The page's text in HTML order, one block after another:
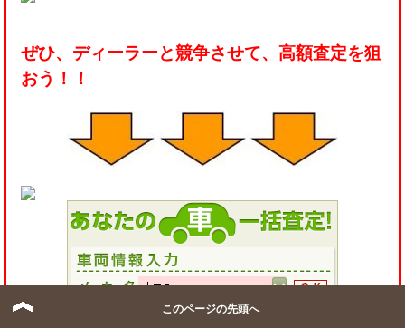
ぜひ、ディーラーと競争させて、高額査定を狙
おう！！
このページの先頭へ